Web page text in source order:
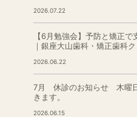
2026.07.22
【6月勉強会】予防と矯正
｜銀座大山歯科・矯正歯科
2026.06.22
7月 休診のお知らせ 木曜
きます。
2026.06.15